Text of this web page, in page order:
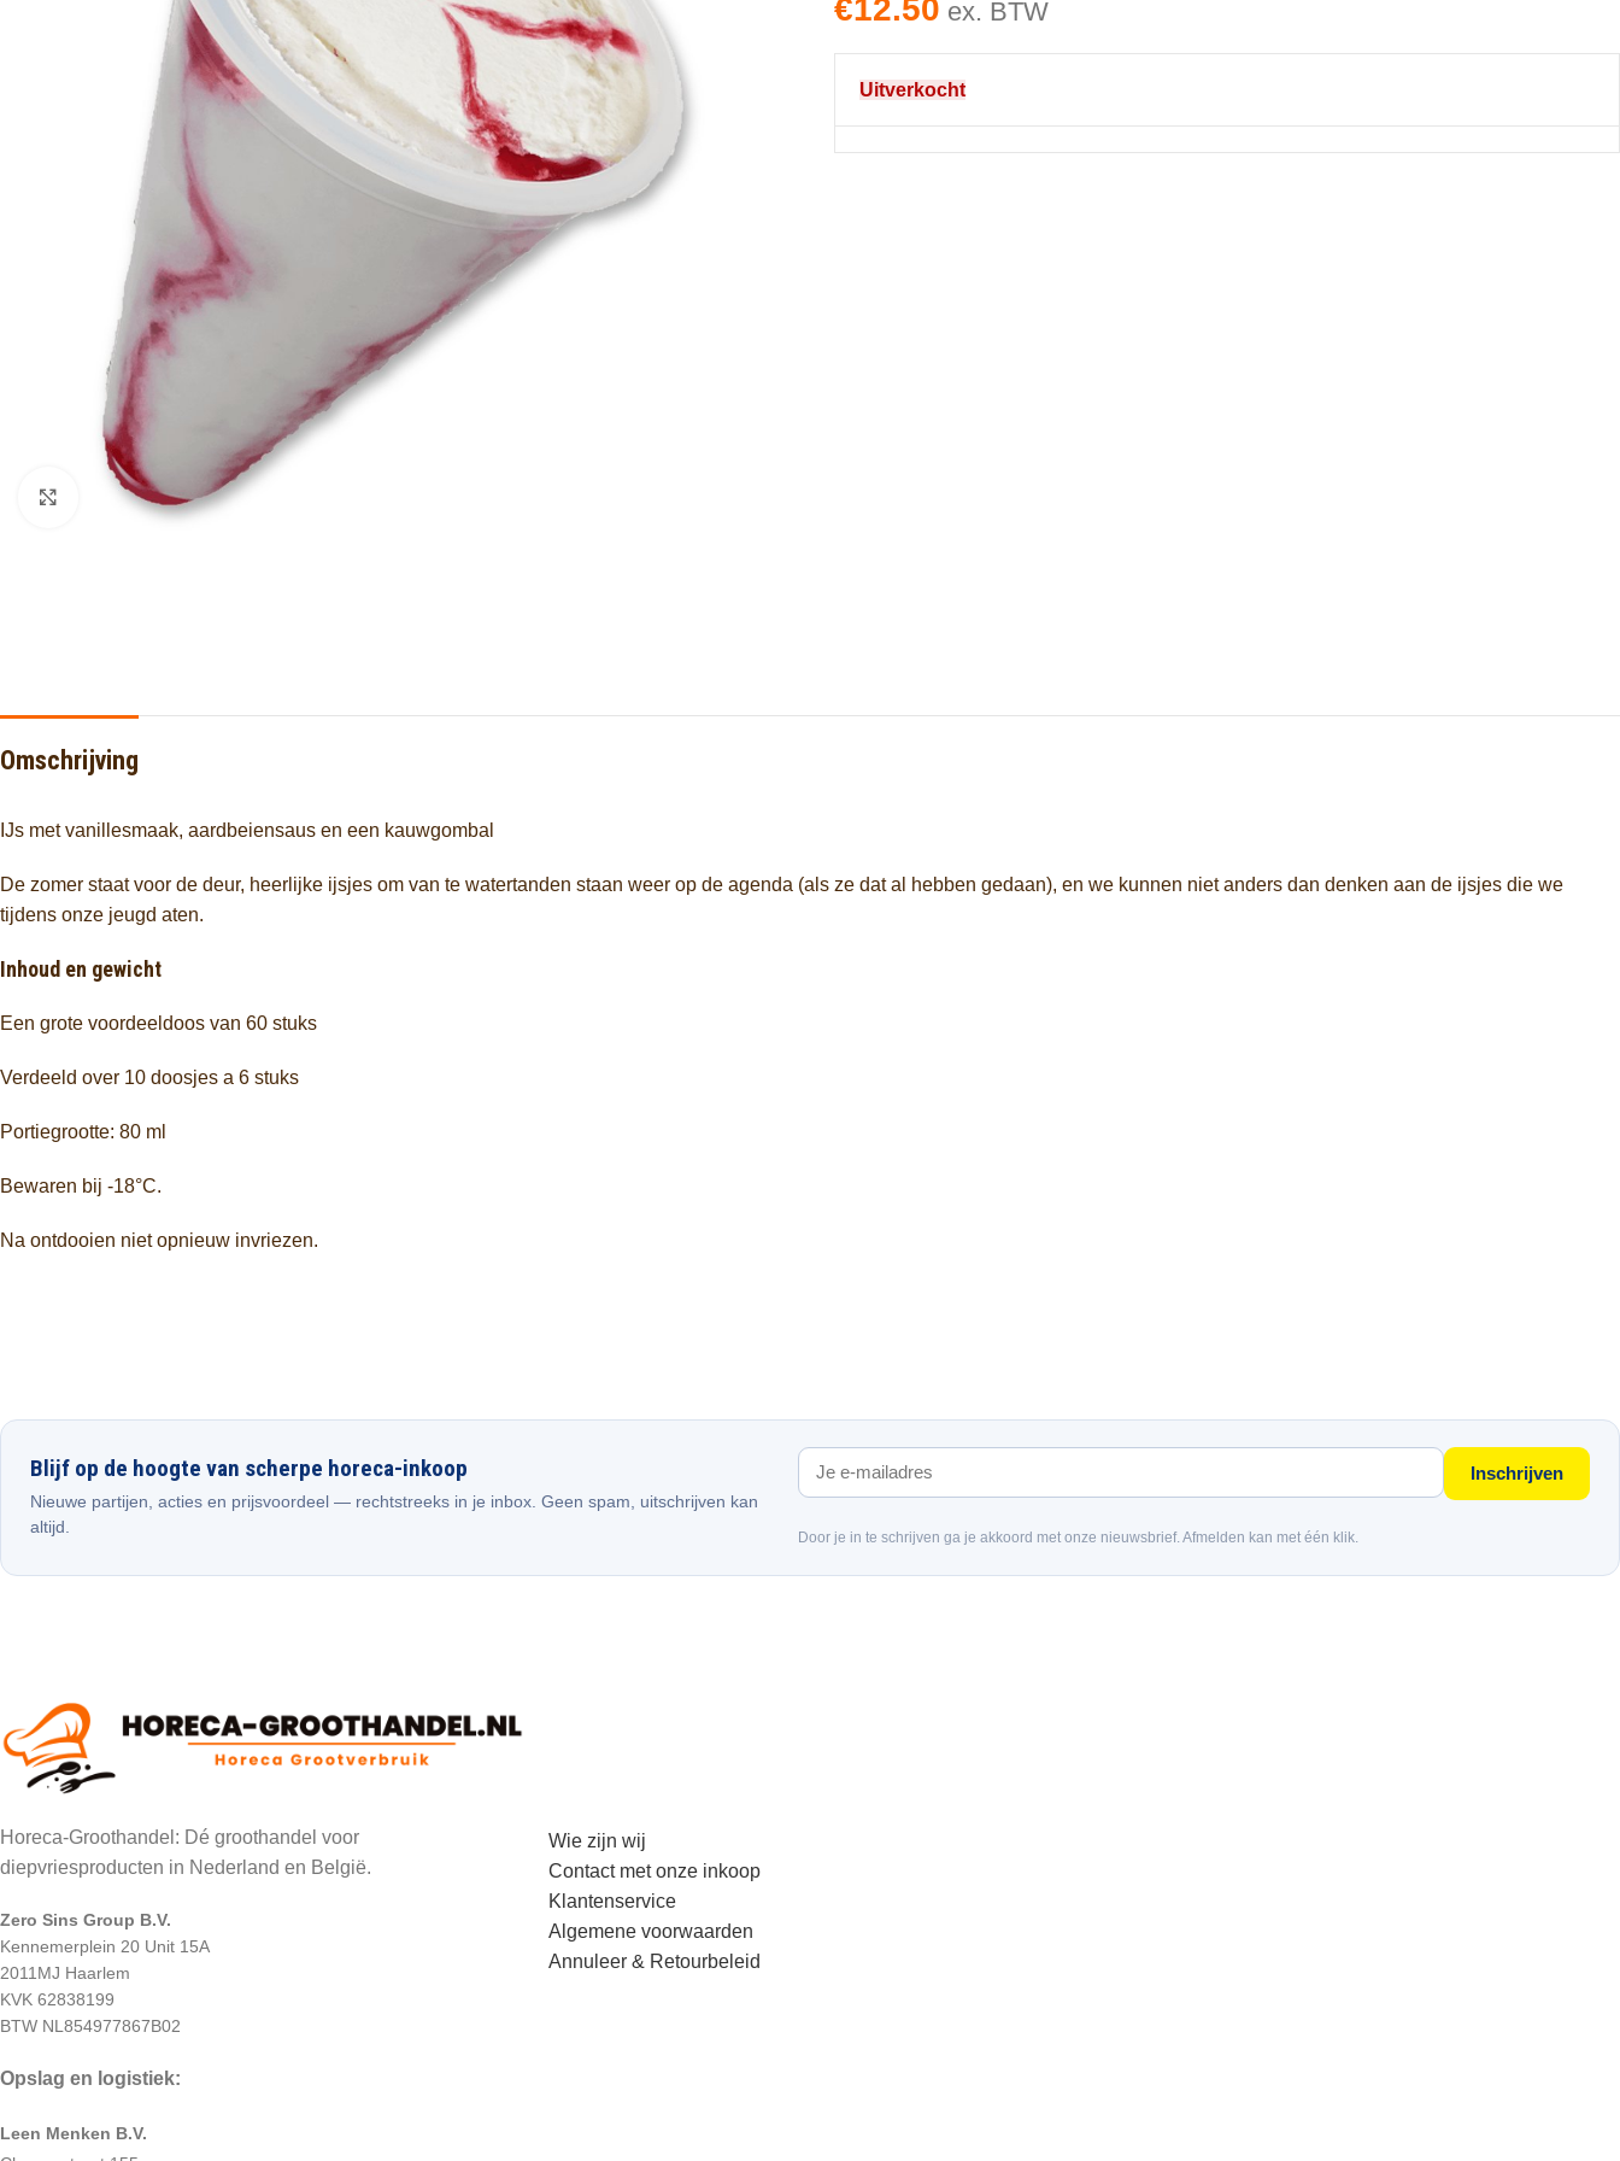
Click to enlarge
€12.50 ex. BTW
Uitverkocht
Omschrijving
IJs met vanillesmaak, aardbeiensaus en een kauwgombal
De zomer staat voor de deur, heerlijke ijsjes om van te watertanden staan ​​weer op de agenda (als ze dat al hebben gedaan), en we kunnen niet anders dan denken aan de ijsjes die we
tijdens onze jeugd aten.
Inhoud en gewicht
Een grote voordeeldoos van 60 stuks
Verdeeld over 10 doosjes a 6 stuks
Portiegrootte: 80 ml
Bewaren bij -18°C.
Na ontdooien niet opnieuw invriezen.
Blijf op de hoogte van scherpe horeca-inkoop
Nieuwe partijen, acties en prijsvoordeel — rechtstreeks in je inbox. Geen spam, uitschrijven kan
altijd.
Inschrijven
Door je in te schrijven ga je akkoord met onze nieuwsbrief. Afmelden kan met één klik.
Horeca-Groothandel: Dé groothandel voor
diepvriesproducten in Nederland en België.
Zero Sins Group B.V.
Kennemerplein 20 Unit 15A
2011MJ Haarlem
KVK 62838199
BTW NL854977867B02
Opslag en logistiek:
Leen Menken B.V.
Wie zijn wij
Contact met onze inkoop
Klantenservice
Algemene voorwaarden
Annuleer & Retourbeleid